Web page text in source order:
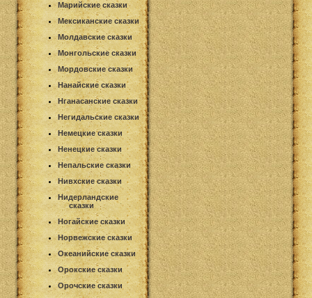
Марийские сказки
Мексиканские сказки
Молдавские сказки
Монгольские сказки
Мордовские сказки
Нанайские сказки
Нганасанские сказки
Негидальские сказки
Немецкие сказки
Ненецкие сказки
Непальские сказки
Нивхские сказки
Нидерландские
сказки
Ногайские сказки
Норвежские сказки
Океанийские сказки
Орокские сказки
Орочские сказки